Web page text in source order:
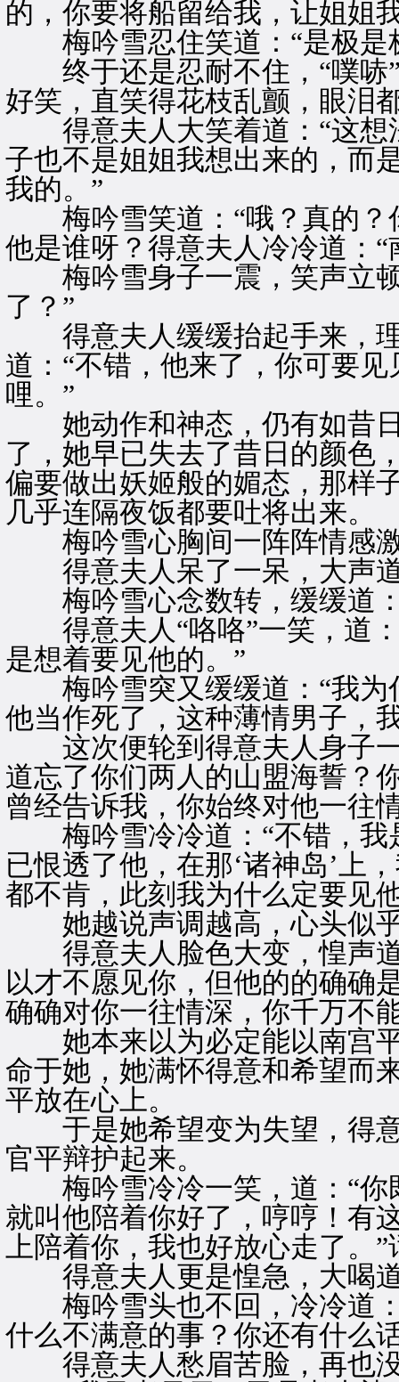
的，你要将船留给我，让姐姐
梅吟雪忍住笑道：“是极是
终于还是忍耐不住，“噗哧”
好笑，直笑得花枝乱颤，眼泪
得意夫人大笑着道：“这想
子也不是姐姐我想出来的，而
我的。”
梅吟雪笑道：“哦？真的？
他是谁呀？得意夫人冷冷道：“
梅吟雪身子一震，笑声立顿
了？”
得意夫人缓缓抬起手来，理
道：“不错，他来了，你可要
哩。”
她动作和神态，仍有如昔日
了，她早已失去了昔日的颜色
偏要做出妖姬般的媚态，那样
几乎连隔夜饭都要吐将出来。
梅吟雪心胸间一阵阵情感激
得意夫人呆了一呆，大声道
梅吟雪心念数转，缓缓道：
得意夫人“咯咯”一笑，道：
是想着要见他的。”
梅吟雪突又缓缓道：“我为
他当作死了，这种薄情男子，
这次便轮到得意夫人身子一
道忘了你们两人的山盟海誓？
曾经告诉我，你始终对他一往
梅吟雪冷冷道：“不错，我
已恨透了他，在那‘诸神岛’上
都不肯，此刻我为什么定要见
她越说声调越高，心头似
得意夫人脸色大变，惶声道
以才不愿见你，但他的的确确
确确对你一往情深，你千万不
她本来以为必定能以南宫平
命于她，她满怀得意和希望而
平放在心上。
于是她希望变为失望，得意
官平辩护起来。
梅吟雪冷冷一笑，道：“你
就叫他陪着你好了，哼哼！有
上陪着你，我也好放心走了。
得意夫人更是惶急，大喝道
梅吟雪头也不回，冷冷道：
什么不满意的事？你还有什么
得意夫人愁眉苦脸，再也没